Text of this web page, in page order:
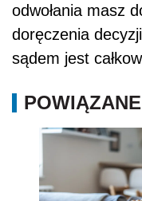
odwołania masz
doręczenia
sądem jest
POWIĄZANE